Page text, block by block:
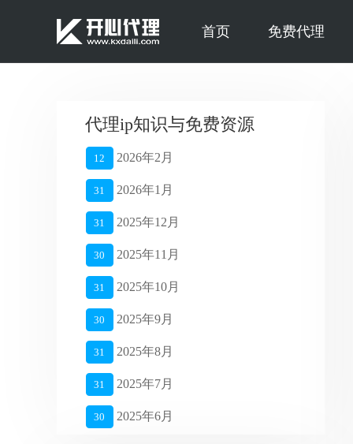
首页 免费代理
代理ip知识与免费资源
12 2026年2月
31 2026年1月
31 2025年12月
30 2025年11月
31 2025年10月
30 2025年9月
31 2025年8月
31 2025年7月
30 2025年6月